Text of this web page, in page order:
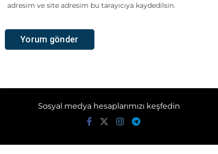
adresim ve site adresim bu tarayıcıya kaydedilsin.
Sosyal medya hesaplarımızı keşfedin